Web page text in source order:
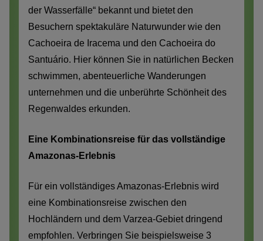
der Wasserfälle“ bekannt und bietet den
Besuchern spektakuläre Naturwunder wie den
Cachoeira de Iracema und den Cachoeira do
Santuário. Hier können Sie in natürlichen Becken
schwimmen, abenteuerliche Wanderungen
unternehmen und die unberührte Schönheit des
Regenwaldes erkunden.
Eine Kombinationsreise für das vollständige
Amazonas-Erlebnis
Für ein vollständiges Amazonas-Erlebnis wird
eine Kombinationsreise zwischen den
Hochländern und dem Varzea-Gebiet dringend
empfohlen. Verbringen Sie beispielsweise 3